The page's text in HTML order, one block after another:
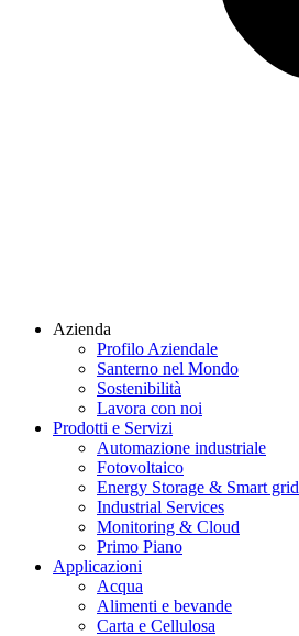
Azienda
Profilo Aziendale
Santerno nel Mondo
Sostenibilità
Lavora con noi
Prodotti e Servizi
Automazione industriale
Fotovoltaico
Energy Storage & Smart grid
Industrial Services
Monitoring & Cloud
Primo Piano
Applicazioni
Acqua
Alimenti e bevande
Carta e Cellulosa